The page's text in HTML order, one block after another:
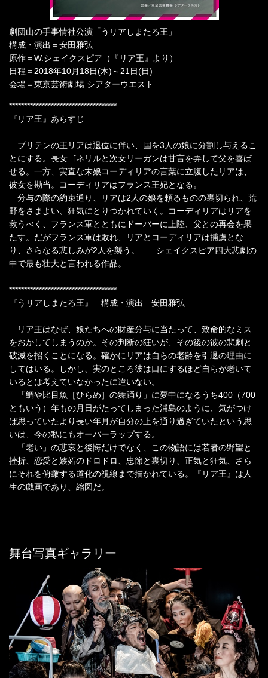
劇団山の手事情社公演「うリアしまたろ王」
構成・演出＝安田雅弘
原作＝W.シェイクスピア（『リア王』より）
日程＝2018年10月18日(木)～21日(日)
会場＝東京芸術劇場 シアターウエスト
************************************
『リア王』あらすじ
ブリテンの王リアは退位に伴い、国を3人の娘に分割し与えるこ
とにする。長女ゴネリルと次女リーガンは甘言を弄して父を喜ば
せる。一方、実直な末娘コーディリアの言葉に立腹したリアは、
彼女を勘当。コーディリアはフランス王妃となる。
分与の際の約束通り、リアは2人の娘を頼るものの裏切られ、荒
野をさまよい、狂気にとりつかれていく。コーディリアはリアを
救うべく、フランス軍とともにドーバーに上陸、父との再会を果
たす。だがフランス軍は敗れ、リアとコーディリアは捕虜とな
り、さらなる悲しみが2人を襲う。――シェイクスピア四大悲劇の
中で最も壮大と言われる作品。
************************************
『うリアしまたろ王』 構成・演出 安田雅弘
リア王はなぜ、娘たちへの財産分与に当たって、致命的なミス
をおかしてしまうのか。その判断の狂いが、その後の彼の悲劇と
破滅を招くことになる。確かにリアは自らの老齢を引退の理由に
してはいる。しかし、実のところ彼は口にするほど自らが老いて
いるとは考えていなかったに違いない。
「鯛や比目魚［ひらめ］の舞踊り」に夢中になるうち400（700
ともいう）年もの月日がたってしまった浦島のように、気がつけ
ば思っていたより長い年月が自分の上を通り過ぎていたという思
いは、今の私にもオーバーラップする。
「老い」の悲哀と後悔だけでなく、この物語には若者の野望と
挫折、恋愛と嫉妬のドロドロ、忠節と裏切り、正気と狂気、さら
にそれを俯瞰する道化の視線まで描かれている。『リア王』は人
生の戯画であり、縮図だ。
舞台写真ギャラリー